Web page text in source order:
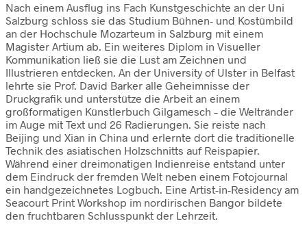
Nach einem Ausflug ins Fach Kunstgeschichte an der Uni
Salzburg schloss sie das Studium Bühnen- und Kostümbild
an der Hochschule Mozarteum in Salzburg mit einem
Magister Artium ab. Ein weiteres Diplom in Visueller
Kommunikation ließ sie die Lust am Zeichnen und
Illustrieren entdecken. An der University of Ulster in Belfast
lehrte sie Prof. David Barker alle Geheimnisse der
Druckgrafik und unterstütze die Arbeit an einem
großformatigen Künstlerbuch Gilgamesch – die Weltränder
im Auge mit Text und 26 Radierungen. Sie reiste nach
Beijing und Xian in China und erlernte dort die traditionelle
Technik des asiatischen Holzschnitts auf Reispapier.
Während einer dreimonatigen Indienreise entstand unter
dem Eindruck der fremden Welt neben einem Fotojournal
ein handgezeichnetes Logbuch. Eine Artist-in-Residency am
Seacourt Print Workshop im nordirischen Bangor bildete
den fruchtbaren Schlusspunkt der Lehrzeit.